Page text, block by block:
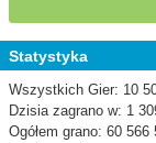
Statystyka
Wszystkich Gier: 10
Dzisia zagrano w: 1
Ogółem grano: 60 566